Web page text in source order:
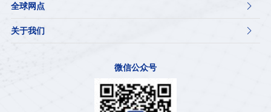
全球网点 
关于我们 
微信公众号